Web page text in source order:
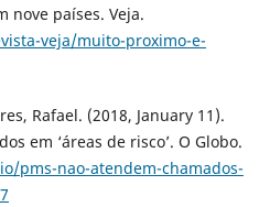
nove países. Veja.
veja/muito-proximo-e-
Rafael. (2018, January 11).
em ‘áreas de risco’. O Globo.
pms-nao-atendem-chamados-